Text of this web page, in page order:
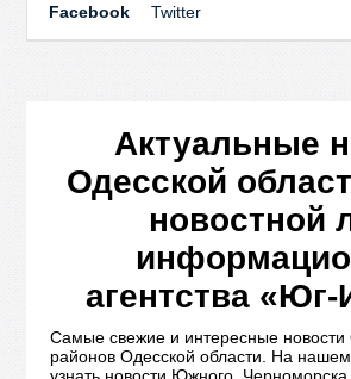
Facebook Twitter
Актуальные
Одесской
новостной
агентства
Самые свежие и интересные новости
районов Одесской области. На
узнать новости Южного,